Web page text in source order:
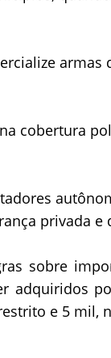
armas
cobertura
privada e
sobre
adquiridos
e 5 mil,